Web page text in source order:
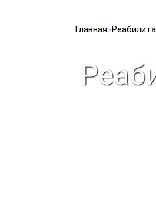
Главная